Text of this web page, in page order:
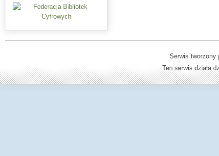
Serwis
Ten serwis działa